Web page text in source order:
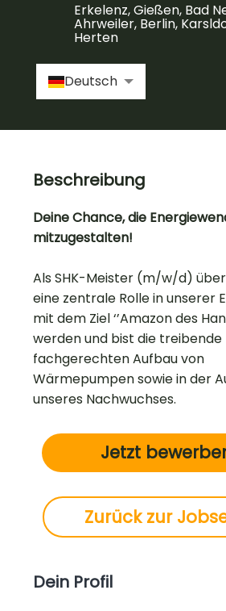
Erkelenz, Gießen, Bad
Ahrweiler, Berlin,
Herten
Deutsch
Beschreibung
Deine Chance, die
mitzugestalten!
Als SHK-Meister (m/w/d)
eine zentrale Rolle in unserer
mit dem Ziel ‘’Amazon des
werden und bist die
fachgerechten Aufbau von
Wärmepumpen sowie in der
unseres Nachwuchses.
Jetzt
Zurück zur
Dein Profil